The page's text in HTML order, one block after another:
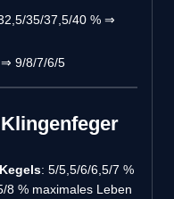
35/37,5/40 % ⇒
9/8/7/6/5
: 5/5,5/6/6,5/7 %
% maximales Leben